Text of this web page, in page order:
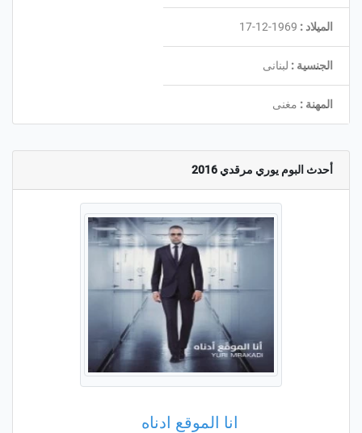
الميلاد : 1969-12-17
الجنسية : لبنانى
المهنة : مغنى
أحدث البوم يوري مرقدي 2016
انا الموقع ادناه